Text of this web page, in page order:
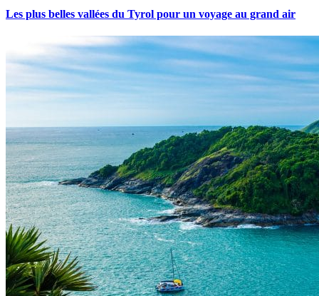
Les plus belles vallées du Tyrol pour un voyage au grand air